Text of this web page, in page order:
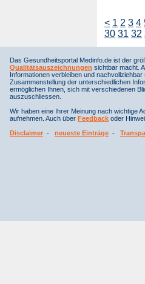
< 1 2 3 4
30 31 32
Das Gesundheitsportal Medinfo.de ist der
Qualitätsauszeichnungen sichtbar macht.
Informationen verbleiben und
Zusammenstellung der unterschiedlichen
ermöglichen Ihnen, sich mit verschiedenen
auszuschliessen.
Wir haben eine Ihrer Meinung nach wichtige
aufnehmen. Auch über Feedback oder
Disclaimer - neueste Einträge -